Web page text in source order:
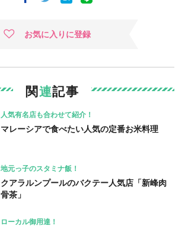
お気に入りに登録
関連記事
人気有名店も合わせて紹介！
マレーシアで食べたい人気の定番お米料理
地元っ子のスタミナ飯！
クアラルンプールのバクテー人気店「新峰肉
骨茶」
ローカル御用達！